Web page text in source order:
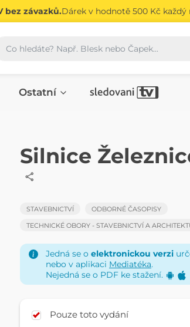
bez závazků.Dárek v hodnotě 500 Kč každý
Vyhledávání
Ostatní
ČASOPIS
Silnice
STAVEBNICTVÍ
ODBORNÉ ČASOPISY
TECHNICKÉ OBORY - STAVEBNICTVÍ A
Jedná se o elektronickou verzi
nebo v aplikaci Mediatéka.
Nejedná se o PDF ke stažení.
Pouze toto vydání